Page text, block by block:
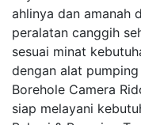
ahlinya dan amanah
peralatan canggih
sesuai minat
dengan alat
Borehole Camera
siap melayani